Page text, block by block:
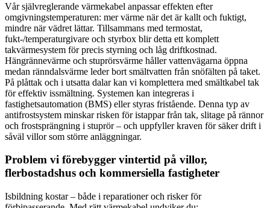
Vår självreglerande värmekabel anpassar effekten efter
omgivningstemperaturen: mer värme när det är kallt och fuktigt,
mindre när vädret lättar. Tillsammans med termostat,
fukt-/temperaturgivare och styrbox blir detta ett komplett
takvärmesystem för precis styrning och låg driftkostnad.
Hängrännevärme och stuprörsvärme håller vattenvägarna öppna
medan ränndalsvärme leder bort smältvatten från snöfälten på taket.
På plåttak och i utsatta dalar kan vi komplettera med smältkabel tak
för effektiv issmältning. Systemen kan integreras i
fastighetsautomation (BMS) eller styras fristående. Denna typ av
antifrostsystem minskar risken för istappar från tak, slitage på rännor
och frostsprängning i stuprör – och uppfyller kraven för säker drift i
såväl villor som större anläggningar.
Problem vi förebygger vintertid på villor,
flerbostadshus och kommersiella fastigheter
Isbildning kostar – både i reparationer och risker för